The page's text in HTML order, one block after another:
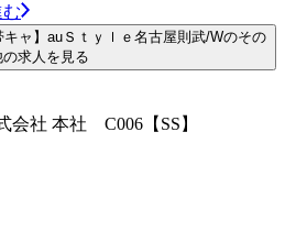
ャ】auＳｔｙｌｅ名古屋則武/Wのその
の求人を見る
会社 本社 C006【SS】